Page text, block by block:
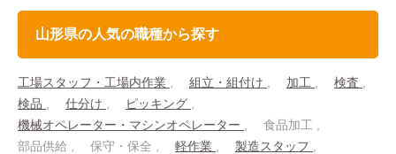
山形県の人気の職種から探す
工場スタッフ・工場内作業 組立・組付け 加工
検査
検品
仕分け
ピッキング
機械オペレーター・マシンオペレーター
食品加工
部品供給
保守・保全 軽作業
製造スタッフ